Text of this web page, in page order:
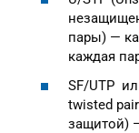
пары) —
каждая
SF/UTP
twisted
защитой)